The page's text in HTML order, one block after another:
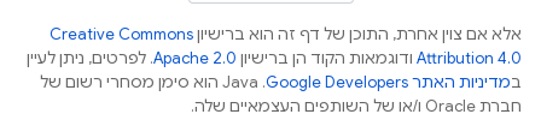
אלא אם צוין אחרת, התוכן של דף זה הוא ברישיוןCreative Commons
Attribution 4.0 ודוגמאות הקוד הן ברישיון Apache 2.0. לפרטים, ניתן לעיין
במדיניות האתר Google Developers‏
.‏ Java הוא סימן מסחרי רשום של
חברת Oracle ו/או של השותפים העצמאיים שלה.